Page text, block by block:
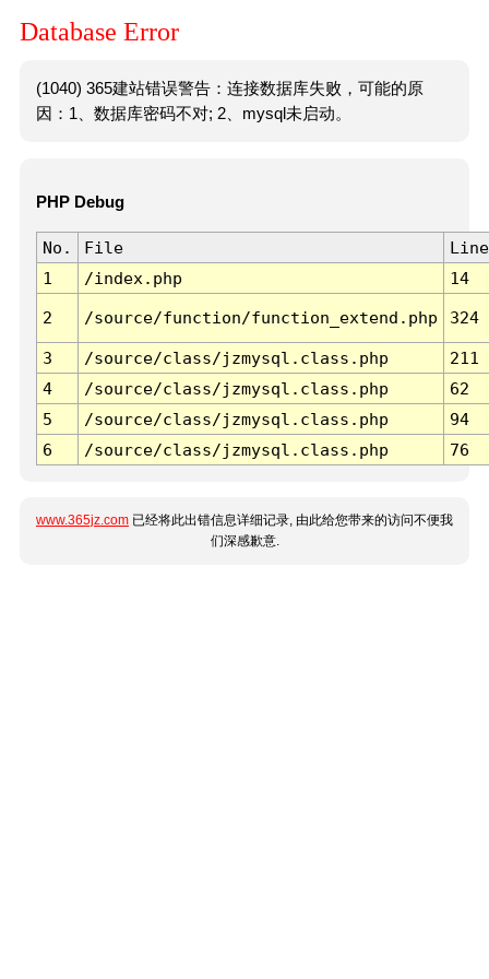
Database Error
(1040) 365建站错误警告：连接数据库失败，可能的原
因：1、数据库密码不对; 2、mysql未启动。
PHP Debug
No. File
Line
1
/index.php 14
2 /source/function/function_extend.php 324
3 /source/class/jzmysql.class.php
211
4
/source/class/jzmysql.class.php
62
5
/source/class/jzmysql.class.php
94
6
/source/class/jzmysql.class.php 76
www.365jz.com 已经将此出错信息详细记录, 由此给您带来的访问不便我
们深感歉意.